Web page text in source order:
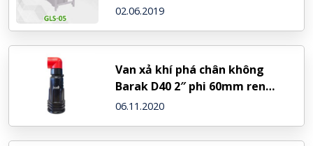
02.06.2019
Van xả khí phá chân không
Barak D40 2″ phi 60mm ren
trong – NDJ (Israel)
06.11.2020